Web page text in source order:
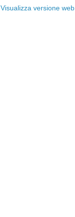
Visualizza versione web